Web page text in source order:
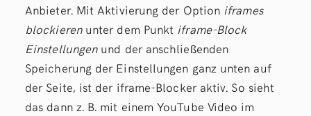
Anbieter. Mit Aktivierung der Option iframes
blockierenunter dem Punkt iframe-Block
Einstellungenund der anschließenden
Speicherung der Einstellungen ganz unten auf
der Seite, ist der iframe-Blocker aktiv. So sieht
das dann z. B. mit einem YouTube Video im